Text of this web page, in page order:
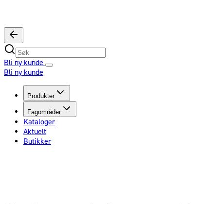
Bli ny kunde
Bli ny kunde
Produkter
Fagområder
Kataloger
Aktuelt
Butikker